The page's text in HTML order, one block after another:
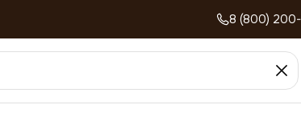
8 (800)